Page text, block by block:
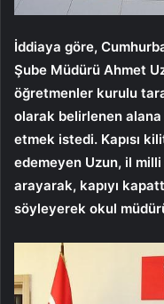
İddiaya göre,
Şube Müdürü Ahmet
öğretmenler kurulu
olarak belirlenen alana
etmek istedi. Kapısı
edemeyen Uzun, il milli
arayarak, kapıyı
söyleyerek okul